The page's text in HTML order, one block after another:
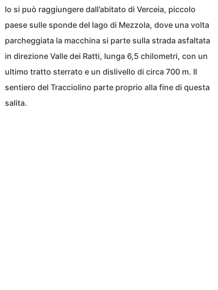
lo si può raggiungere dall’abitato di Verceia, piccolo
paese sulle sponde del lago di Mezzola, dove una volta
parcheggiata la macchina si parte sulla strada asfaltata
in direzione Valle dei Ratti, lunga 6,5 chilometri, con un
ultimo tratto sterrato e un dislivello di circa 700 m. Il
sentiero del Tracciolino parte proprio alla fine di questa
salita.